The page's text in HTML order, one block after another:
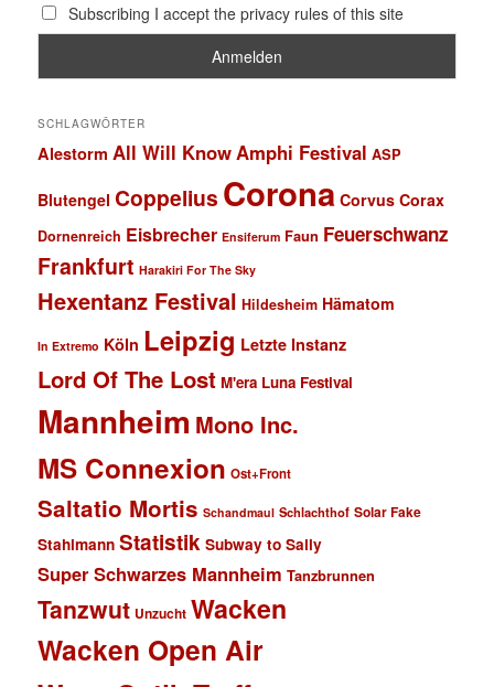
Subscribing I accept the privacy rules of this site
SCHLAGWÖRTER
Alestorm All Will Know Amphi Festival ASP
Blutengel Coppelius Corona Corvus Corax
Dornenreich Eisbrecher Ensiferum Faun Feuerschwanz
Frankfurt Harakiri For The Sky
Hexentanz Festival Hildesheim Hämatom
In Extremo Köln Leipzig Letzte Instanz
Lord Of The Lost M'era Luna Festival
Mannheim Mono Inc.
MS Connexion Ost+Front
Saltatio Mortis Schandmaul Schlachthof Solar Fake
Stahlmann Statistik Subway to Sally
Super Schwarzes Mannheim Tanzbrunnen
Tanzwut Unzucht Wacken
Wacken Open Air